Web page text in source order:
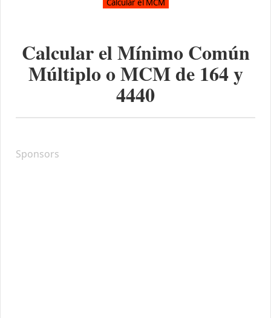
Calcular el Mínimo Común
Múltiplo o MCM de 164y
4440
Sponsors